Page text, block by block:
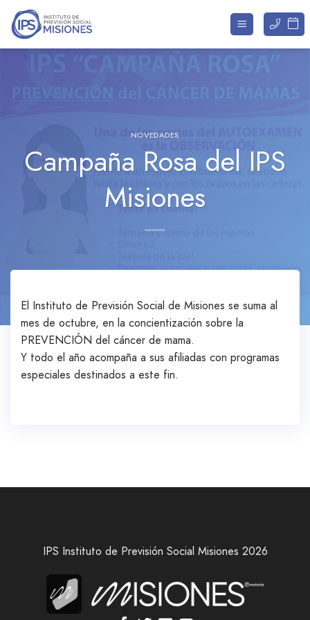
Saltar
contenido
NOVEDADES
Campaña Rosa del IPS
Misiones
El Instituto de Previsión Social de Misiones se suma al
mes de octubre, en la concientización sobre la
PREVENCIÓN del cáncer de mama.
Y todo el año acompaña a sus afiliadas con programas
especiales destinados a este fin.
IPS Instituto de Previsión Social Misiones 2026